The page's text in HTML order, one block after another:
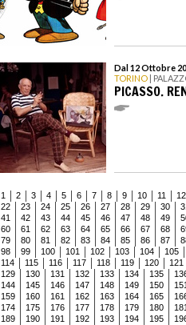
Dal 12 Ottobre
TORINO |
PICASSO.
1 2 3 4 5 6 7 8 9 10 11 12
22
23 24 25 26 27 28 29 30
41
42 43 44 45 46 47 48 49
60
61 62 63 64 65 66 67 68
79
80 81 82 83 84 85 86 87
98
99 100 101 102 103 104 105
114
115 116 117 118 119 120 121
129
130 131 132 133 134 135
144
145 146 147 148 149 150 151
159
160 161 162 163 164 165
174
175 176 177 178 179 180 181
189
190 191 192 193 194 195